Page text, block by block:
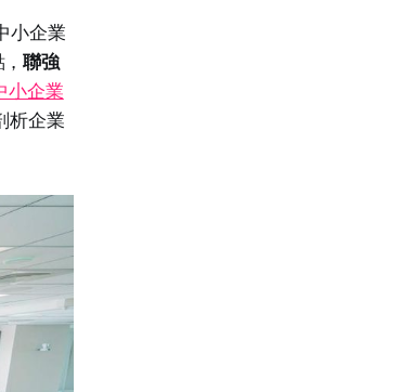
小企業
，聯強
小企業
析企業